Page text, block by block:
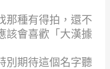
那種有得拍，還不
該會喜歡「大漢據
別期待這個名字聽